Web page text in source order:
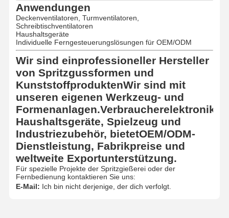
Anwendungen
Deckenventilatoren, Turmventilatoren,
Schreibtischventilatoren
Haushaltsgeräte
Individuelle Ferngesteuerungslösungen für OEM/ODM
Wir sind einprofessioneller Hersteller
von Spritzgussformen und
KunststoffproduktenWir sind mit
unseren eigenen Werkzeug- und
Formenanlagen.Verbraucherelektronik,
Haushaltsgeräte, Spielzeug und
Industriezubehör, bietetOEM/ODM-
Dienstleistung, Fabrikpreise und
weltweite Exportunterstützung.
Für spezielle Projekte der Spritzgießerei oder der
Fernbedienung kontaktieren Sie uns:
E-Mail: Ich bin nicht derjenige, der dich verfolgt.